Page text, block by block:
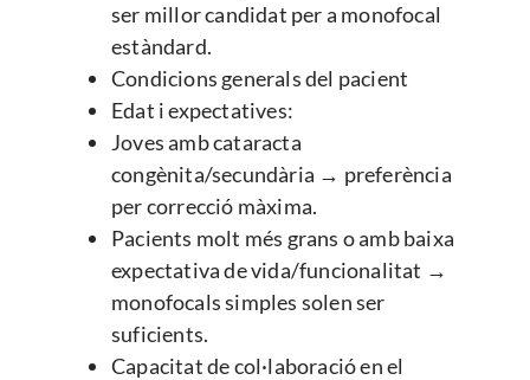
ser millor candidat per a monofocal
estàndard.
Condicions generals del pacient
Edat i expectatives:
Joves amb cataracta
congènita/secundària → preferència
per correcció màxima.
Pacients molt més grans o amb baixa
expectativa de vida/funcionalitat →
monofocals simples solen ser
suficients.
Capacitat de col·laboració en el